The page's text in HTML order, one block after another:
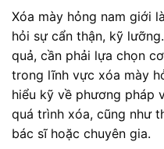
Xóa mày hỏng nam giới
hỏi sự cẩn thận, kỹ
quả, cần phải lựa chọn
trong lĩnh vực xóa mày
hiểu kỹ về phương pháp
quá trình xóa, cũng như
bác sĩ hoặc chuyên gia.